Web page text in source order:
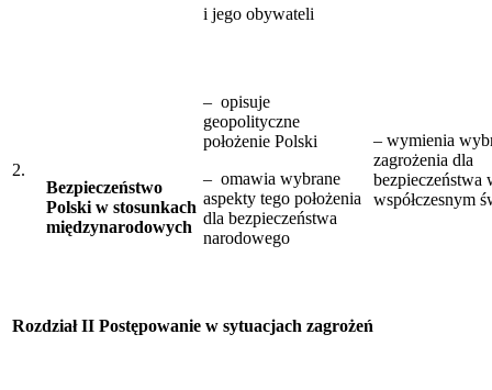
i jego obywateli
2.
Bezpieczeństwo
Polski w stosunkach
międzynarodowych
– opisuje
geopolityczne
położenie Polski
– omawia wybrane
aspekty tego położenia
dla bezpieczeństwa
narodowego
– wymienia
zagrożenia dla
bezpieczeństwa
współczesnym
Rozdział II Postępowanie w sytuacjach zagrożeń